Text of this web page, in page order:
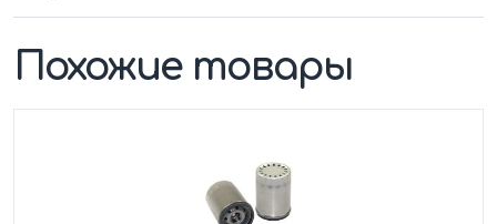
Похожие товары